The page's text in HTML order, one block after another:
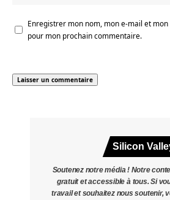
Enregistrer mon nom, mon e-mail et
pour mon prochain commentaire.
Silicon
Soutenez notre média ! Notre
gratuit et accessible à tous. Si
travail et souhaitez nous soutenir,